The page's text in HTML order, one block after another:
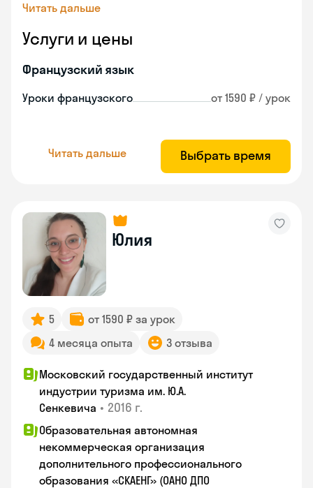
Читать дальше
Услуги и цены
Французский язык
Уроки французского от 1590 ₽ / урок
Читать дальше Выбрать время
Юлия
5
от 1590 ₽ за урок
4 месяца опыта
3 отзыва
Московский государственный институт
индустрии туризма им. Ю.А.
Сенкевича • 2016 г.
Образовательная автономная
некоммерческая организация
дополнительного профессионального
образования «СКАЕНГ» (ОАНО ДПО